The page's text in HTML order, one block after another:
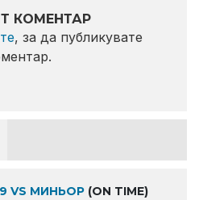
КОМЕНТАР
, за да публикувате
VS МИНЬОР (ON TIME)